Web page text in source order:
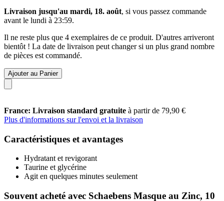
Livraison jusqu'au mardi, 18. août, si vous passez commande
avant le lundi à 23:59.
Il ne reste plus que 4 exemplaires de ce produit. D'autres arriveront
bientôt ! La date de livraison peut changer si un plus grand nombre
de pièces est commandé.
Ajouter au Panier
France: Livraison standard gratuite à partir de 79,90 €
Plus d'informations sur l'envoi et la livraison
Caractéristiques et avantages
Hydratant et revigorant
Taurine et glycérine
Agit en quelques minutes seulement
Souvent acheté avec Schaebens Masque au Zinc, 10